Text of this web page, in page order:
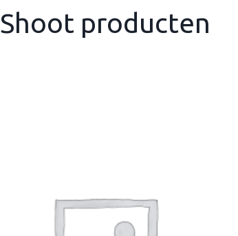
Shoot producten